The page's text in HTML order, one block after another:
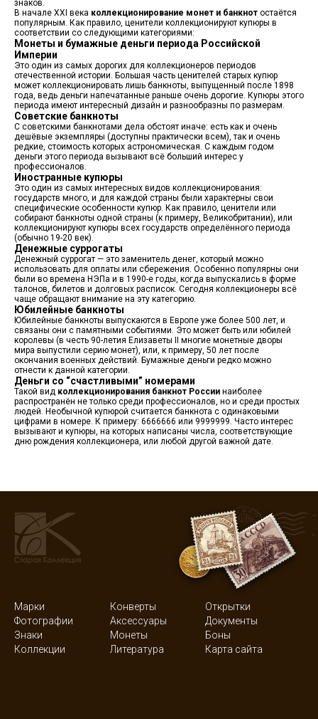
знаков.
В начале XXI века коллекционирование монет и банкнот остаётся
популярным. Как правило, ценители коллекционируют купюры в
соответствии со следующими категориями:
Монеты и бумажные деньги периода Российской
Империи
Это один из самых дорогих для коллекционеров периодов
отечественной истории. Большая часть ценителей старых купюр
может коллекционировать лишь банкноты, выпущенный после 1898
года, ведь деньги напечатанные раньше очень дорогие. Купюры этого
периода имеют интересный дизайн и разнообразны по размерам.
Советские банкноты
С советскими банкнотами дела обстоят иначе: есть как и очень
дешёвые экземпляры (доступны практически всем), так и очень
редкие, стоимость которых астрономическая. С каждым годом
деньги этого периода вызывают всё больший интерес у
профессионалов.
Иностранные купюры
Это один из самых интересных видов коллекционирования:
государств много, и для каждой страны были характерны свои
специфические особенности купюр. Как правило, ценители или
собирают банкноты одной страны (к примеру, Великобритании), или
коллекционируют купюры всех государств определённого периода
(обычно 19-20 век).
Денежные суррогаты
Денежный суррогат — это заменитель денег, который можно
использовать для оплаты или сбережения. Особенно популярны они
были во времена НЭПа и в 1990-е годы, когда выпускались в форме
талонов, билетов и долговых расписок. Сегодня коллекционеры всё
чаще обращают внимание на эту категорию.
Юбилейные банкноты
Юбилейные банкноты выпускаются в Европе уже более 500 лет, и
связаны они с памятными событиями. Это может быть или юбилей
королевы (в честь 90-летия Елизаветы II многие монетные дворы
мира выпустили серию монет), или, к примеру, 50 лет после
окончания военных действий. Бумажные деньги редко можно
отнести к данной категории.
Деньги со “счастливыми” номерами
Такой вид коллекционирования банкнот России наиболее
распространён не только среди профессионалов, но и среди простых
людей. Необычной купюрой считается банкнота с одинаковыми
цифрами в номере. К примеру: 6666666 или 9999999. Часто интерес
вызывают и купюры, на которых написаны числа, соответствующие
дню рождения коллекционера, или любой другой важной дате.
Марки Конверты
Открытки
Фотографии
Аксессуары
Документы
Знаки
Монеты
Боны
Коллекции
Литература Карта сайта